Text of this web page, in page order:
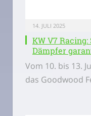
14. JULI 2025
KW V7
Dämpfer
Vom 10. bis 13.
das Goodwood